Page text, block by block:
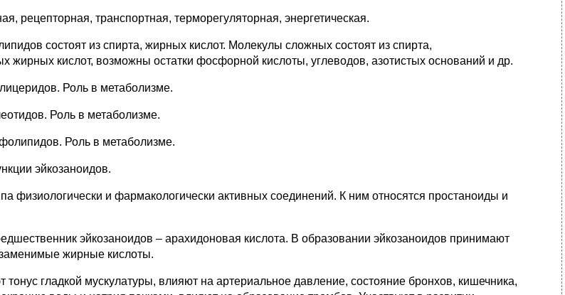
рецепторная, транспортная, терморегуляторная, энергетическая.
состоят из спирта, жирных кислот. Молекулы сложных состоят из спирта,
жирных кислот, возможны остатки фосфорной кислоты, углеводов, азотистых оснований и др.
Роль в метаболизме.
Роль в метаболизме.
Роль в метаболизме.
эйкозаноидов.
физиологически и фармакологически активных соединений. К ним относятся простаноиды и
эйкозаноидов – арахидоновая кислота. В образовании эйкозаноидов принимают
жирные кислоты.
тонус гладкой мускулатуры, влияют на артериальное давление, состояние бронхов, кишечника,